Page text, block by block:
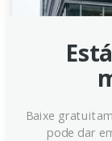
Baixe
pode dar